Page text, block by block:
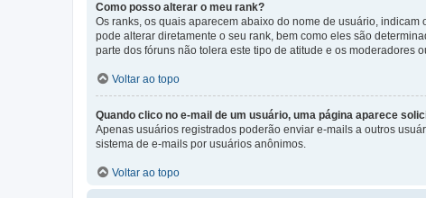
Como posso alterar o meu rank?
Os ranks, os quais aparecem abaixo do nome de usuário,
pode alterar diretamente o seu rank, bem como eles são
parte dos fóruns não tolera este tipo de atitude e os moderadores
Voltar ao topo
Quando clico no e-mail de um usuário, uma página aparece
Apenas usuários registrados poderão enviar e-mails a outros
sistema de e-mails por usuários anônimos.
Voltar ao topo